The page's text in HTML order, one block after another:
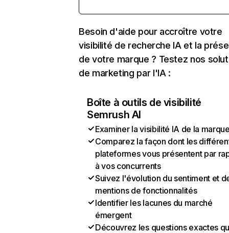
Besoin d'aide pour accroître votre
visibilité de recherche IA et la
de votre marque ? Testez nos
de marketing par l'IA :
Boîte à outils de visibilité
Semrush AI
Examiner la visibilité IA de la
Comparez la façon dont les
plateformes vous présentent par
à vos concurrents
Suivez l'évolution du sentiment et
mentions de fonctionnalités
Identifier les lacunes du marché
émergent
Découvrez les questions exactes